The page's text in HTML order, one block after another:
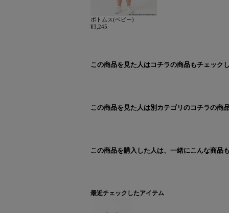
ボトムス(ベビー)
¥3,245
この商品を見た人はコチラの商品もチェック
この商品を見た人は別カテゴリのコチラの商
この商品を購入した人は、一緒にこんな商品
最近チェックしたアイテム